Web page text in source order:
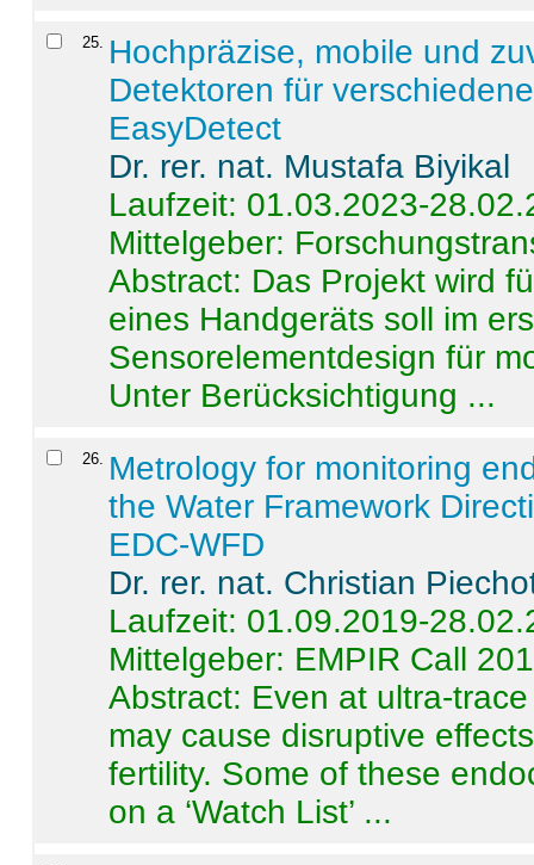
25. Hochpräzise, mobile und
Detektoren für
EasyDetect
Dr. rer. nat. Mustafa Biyikal
Laufzeit: 01.03.2023-
Mittelgeber:
Abstract: Das Projekt wird
eines Handgeräts soll im
Sensorelementdesign für
Unter Berücksichtigung ...
26. Metrology for monitoring
the Water Framework
EDC-WFD
Dr. rer. nat. Christian
Laufzeit: 01.09.2019-
Mittelgeber: EMPIR Call
Abstract: Even at ultra-
may cause disruptive
fertility. Some of these
on a ‘Watch List’ ...